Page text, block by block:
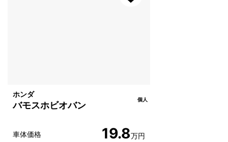
ホンダ
バモスホビオバン
車体価格 19.8万円
個人